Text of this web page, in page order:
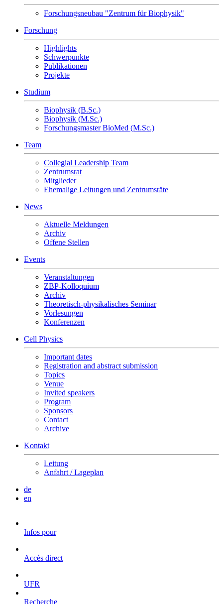
Forschungsneubau "Zentrum für Biophysik"
Forschung
Highlights
Schwerpunkte
Publikationen
Projekte
Studium
Biophysik (B.Sc.)
Biophysik (M.Sc.)
Forschungsmaster BioMed (M.Sc.)
Team
Collegial Leadership Team
Zentrumsrat
Mitglieder
Ehemalige Leitungen und Zentrumsräte
News
Aktuelle Meldungen
Archiv
Offene Stellen
Events
Veranstaltungen
ZBP-Kolloquium
Archiv
Theoretisch-physikalisches Seminar
Vorlesungen
Konferenzen
Cell Physics
Important dates
Registration and abstract submission
Topics
Venue
Invited speakers
Program
Sponsors
Contact
Archive
Kontakt
Leitung
Anfahrt / Lageplan
de
en
Infos pour
Accès direct
UFR
Recherche